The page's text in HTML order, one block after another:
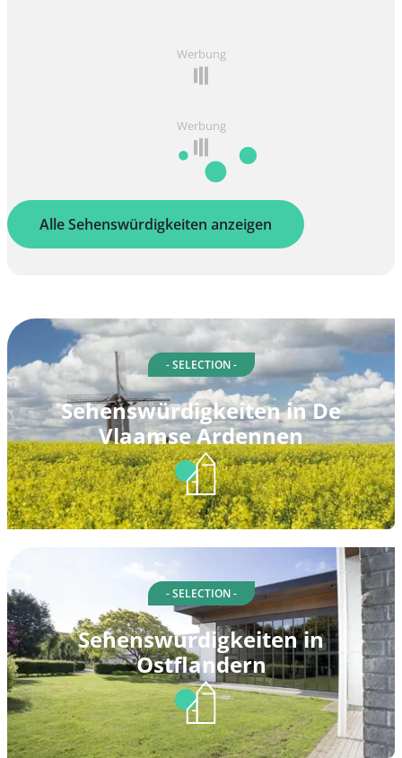
Werbung
Werbung
Alle Sehenswürdigkeiten anzeigen
- SELECTION -
Sehenswürdigkeiten in De
Vlaamse Ardennen
- SELECTION -
Sehenswürdigkeiten in
Ostflandern